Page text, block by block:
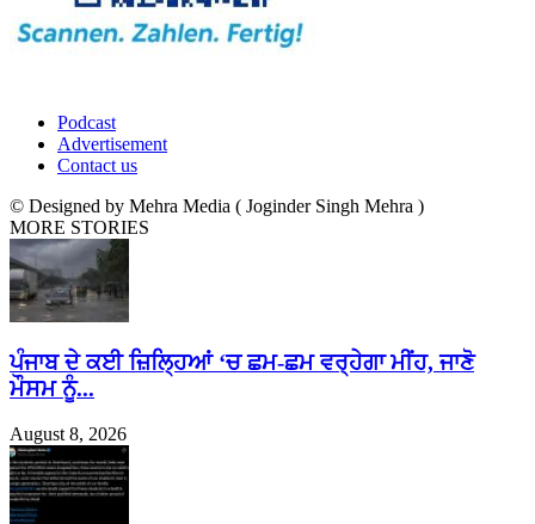
Podcast
Advertisement
Contact us
© Designed by Mehra Media ( Joginder Singh Mehra )
MORE STORIES
ਪੰਜਾਬ ਦੇ ਕਈ ਜ਼ਿਲ੍ਹਿਆਂ ‘ਚ ਛਮ-ਛਮ ਵਰ੍ਹੇਗਾ ਮੀਂਹ, ਜਾਣੋ
ਮੌਸਮ ਨੂੰ...
August 8, 2026